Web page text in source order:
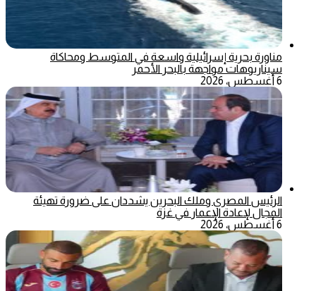
مناورة بحرية إسرائيلية واسعة في المتوسط ومحاكاة
سيناريوهات مواجهة بالبحر الأحمر
6 أغسطس، 2026
الرئيس المصري وملك البحرين يشددان على ضرورة تهيئة
المجال لإعادة الإعمار في غزة
6 أغسطس، 2026